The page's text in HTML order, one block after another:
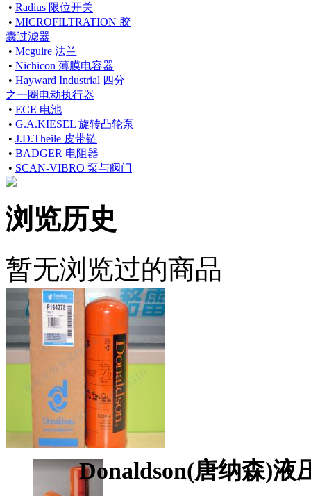
• Radius 限位开关
• MICROFILTRATION 胶
囊过滤器
• Mcguire 法兰
• Nichicon 薄膜电容器
• Hayward Industrial 四分
之一圈电动执行器
• ECE 电池
• G.A.KIESEL 旋转凸轮泵
• J.D.Theile 皮带链
• BADGER 电阻器
• SCAN-VIBRO 泵与阀门
浏览历史
暂无浏览过的商品
Donaldson(唐纳森)液